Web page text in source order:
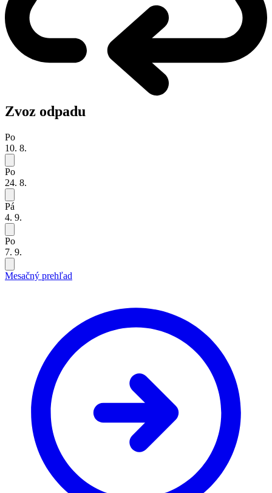
Zvoz odpadu
Po
10. 8.
Po
24. 8.
Pá
4. 9.
Po
7. 9.
Mesačný prehľad